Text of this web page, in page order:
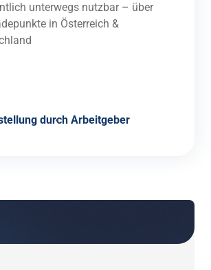
unterwegs nutzbar – über
in Österreich &
durch Arbeitgeber